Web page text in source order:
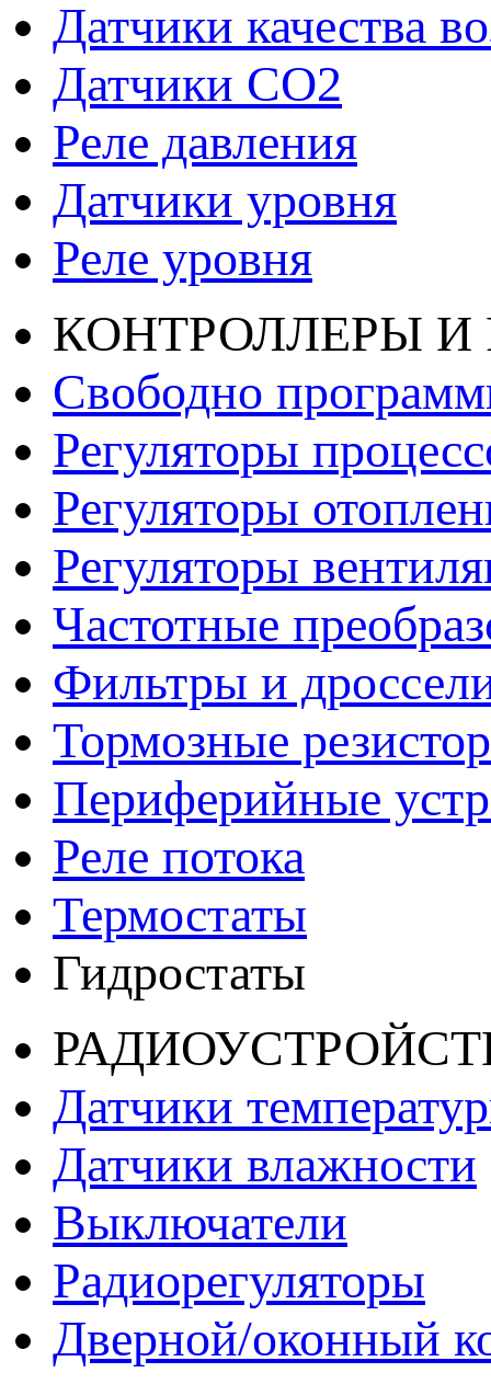
Датчики качества
Датчики СО2
Реле давления
Датчики уровня
Реле уровня
КОНТРОЛЛЕРЫ И
Свободно
Регуляторы
Регуляторы
Регуляторы
Частотные
Фильтры и
Тормозные
Периферийные
Реле потока
Термостаты
Гидростаты
Датчики
Датчики влажности
Выключатели
Радиорегуляторы
Дверной/оконный